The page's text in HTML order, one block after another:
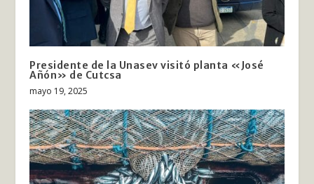
Presidente de la Unasev visitó planta «José
Añón» de Cutcsa
mayo 19, 2025